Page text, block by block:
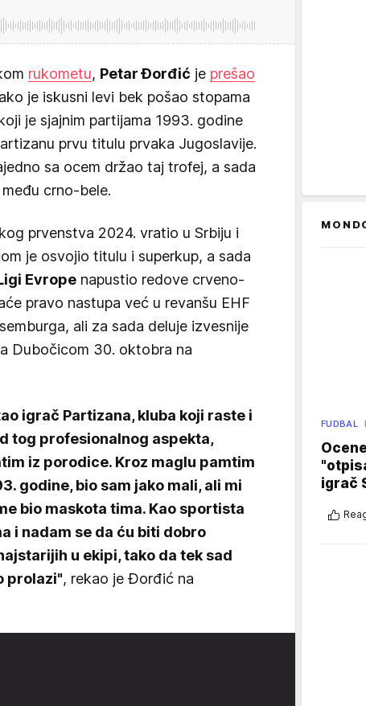
rukometu, Petar Đorđić je prešao
je iskusni levi bek pošao stopama
je sjajnim partijama 1993. godine
prvu titulu prvaka Jugoslavije.
sa ocem držao taj trofej, a sada
crno-bele.
prvenstva 2024. vratio u Srbiju i
je osvojio titulu i superkup, a sada
Evrope napustio redove crveno-
pravo nastupa već u revanšu EHF
ali za sada deluje izvesnije
Dubočicom 30. oktobra na
igrač Partizana, kluba koji raste i
tog profesionalnog aspekta,
iz porodice. Kroz maglu pamtim
godine, bio sam jako mali, ali mi
bio maskota tima. Kao sportista
i nadam se da ću biti dobro
u ekipi, tako da tek sad
prolazi", rekao je Đorđić na
FUDBAL
igrač